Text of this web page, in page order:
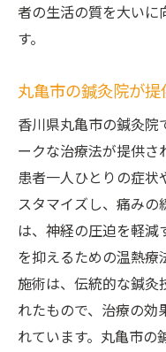
口コミと評
坐骨神経痛
香川県丸亀市の
坐骨神経痛に対応
坐骨神経痛
鍼灸治療後
日常生活で
丸亀市の鍼
指導
改善した患
者の生活の質を大いに
す。
丸亀市の鍼灸院が
香川県丸亀市の鍼灸
ークな治療法が提供さ
患者一人ひとりの症
スタマイズし、痛みの
は、神経の圧迫を軽
を抑えるための温熱
施術は、伝統的な鍼灸
れたもので、治療の効
れています。丸亀市